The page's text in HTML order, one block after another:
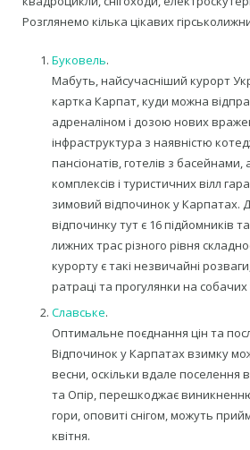
Розглянемо кілька цікавих
Буковель.
Мабуть, найсучасніший курорт
картка Карпат, куди можна
адреналіном і дозою нових
інфраструктура з наявністю
пансіонатів, готелів з
комплексів і туристичних вілл
зимовий відпочинок у Карпатах.
відпочинку тут є 16 підйомників
лижних трас різного рівня
курорту є такі незвичайні
ратраці та прогулянки на
Славське.
Оптимальне поєднання цін та
Відпочинок у Карпатах взимку
весни, оскільки вдале поселення
та Опір, перешкоджає виникненню
гори, оповиті снігом, можуть
квітня.